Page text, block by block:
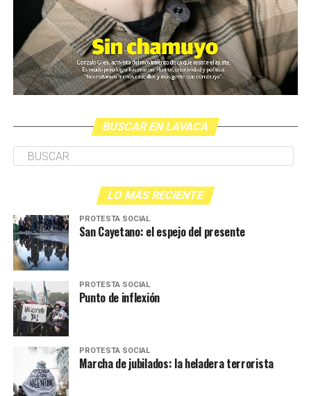
Capítulo VII: El veneno volador hasta en las
ciudades
Anfitrión: Sergio Ciancaglini
Edición y cocina radiofónica: Mariano Randazzo
BUSCAR EN LAVACA
LO MÁS RECIENTE
PROTESTA SOCIAL
San Cayetano: el espejo del presente
PROTESTA SOCIAL
Punto de inflexión
PROTESTA SOCIAL
Marcha de jubilados: la heladera terrorista